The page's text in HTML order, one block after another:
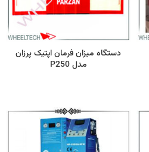
دستگاه میزان فرمان اپتیک پرزان
مدل P250